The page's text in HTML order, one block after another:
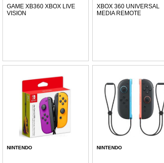
GAME XB360 XBOX LIVE
VISION
XBOX 360 UNIVERSAL
MEDIA REMOTE
NINTENDO NINTENDO